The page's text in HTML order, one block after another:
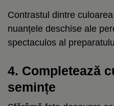
Contrastul dintre
nuanțele deschise ale
spectaculos al
4. Completează
semințe